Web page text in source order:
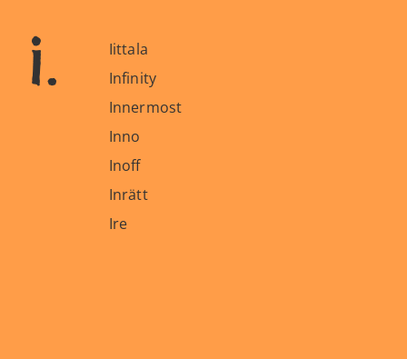
i.
Iittala
Infinity
Innermost
Inno
Inoff
Inrätt
Ire